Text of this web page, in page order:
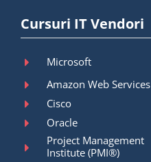
Cursuri IT Vendori
Microsoft
Amazon Web Services
Cisco
Oracle
Project Management
Institute (PMI®)